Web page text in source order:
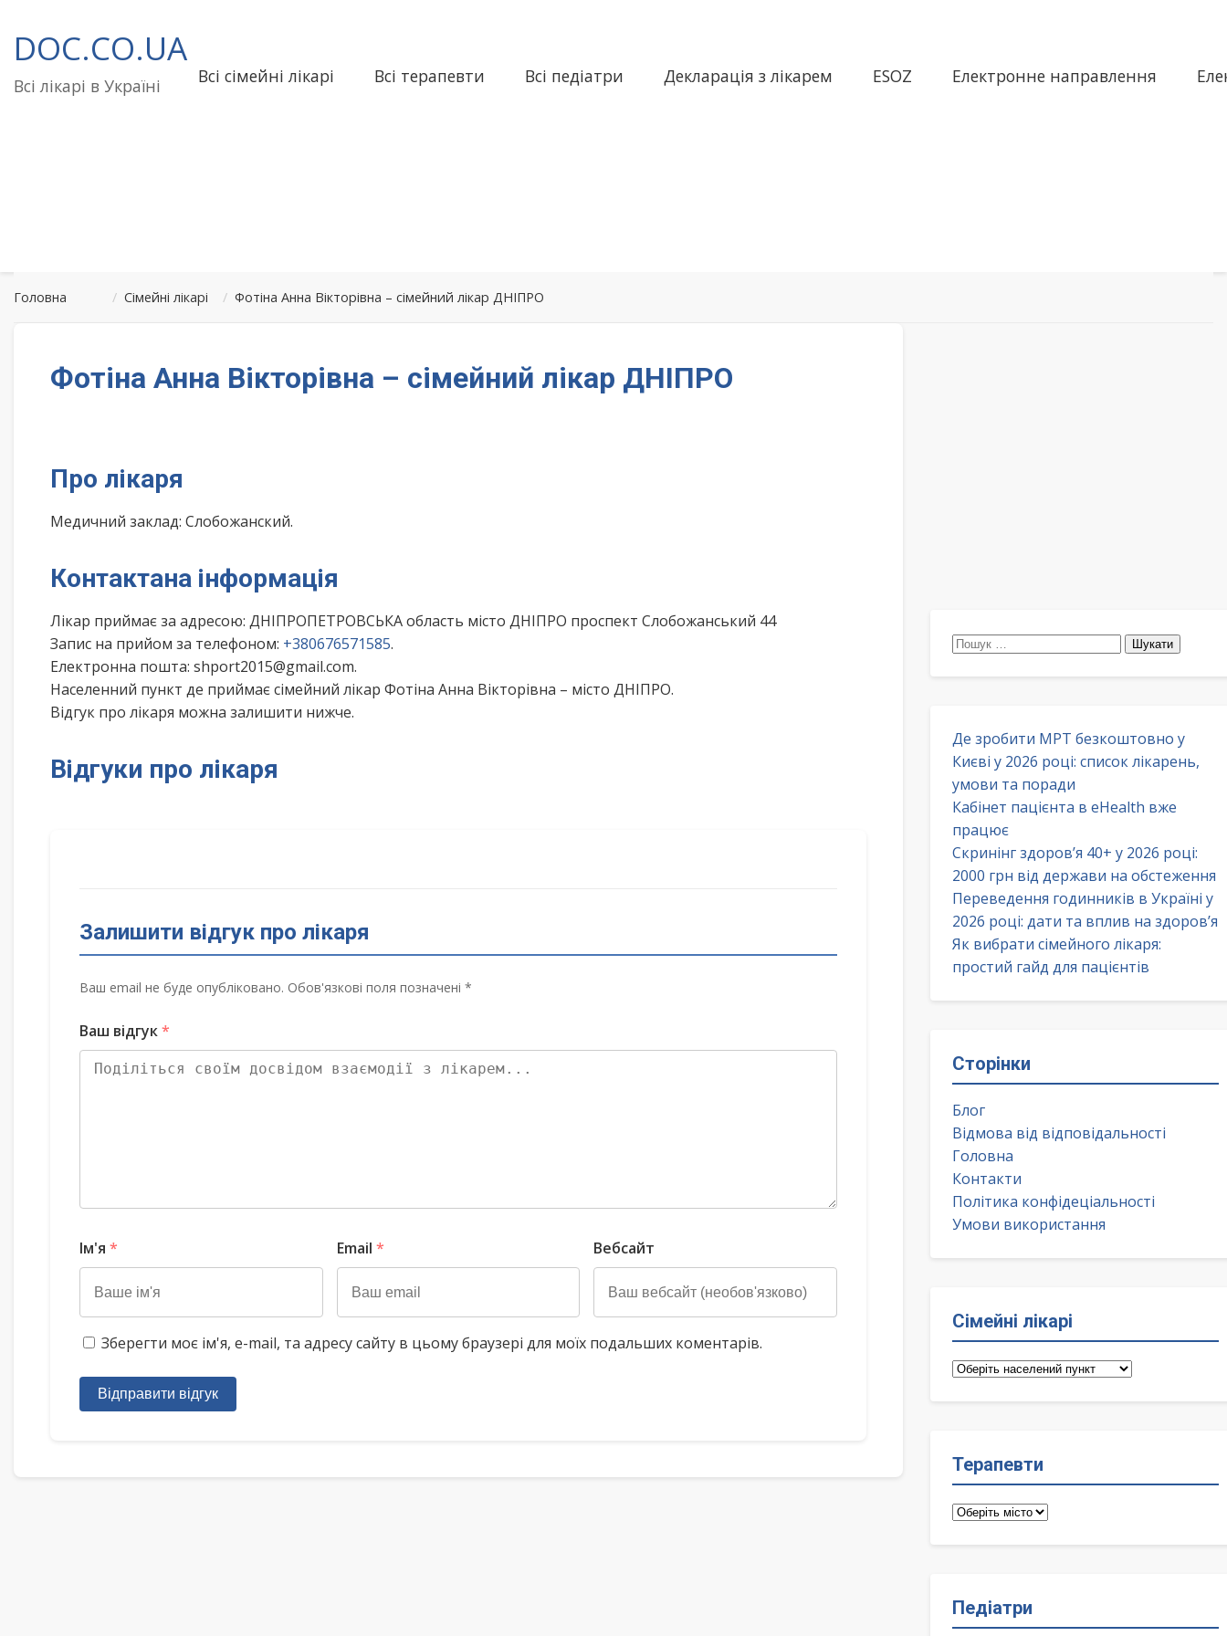
до
вмісту
DOC.CO.UA
Всі лікарі в Україні Всі сімейні лікарі Всі терапевти Всі педіатри Декларація з лікарем ESOZ Електронне направлення
Головна / Сімейні лікарі / Фотіна Анна Вікторівна – сімейний лікар ДНІПРО
Фотіна Анна Вікторівна – сімейний лікар ДНІПРО
Про лікаря
Медичний заклад: Слобожанский.
Контактана інформація
Лікар приймає за адресою: ДНІПРОПЕТРОВСЬКА область місто ДНІПРО проспект Слобожанський 44
Запис на прийом за телефоном: +380676571585.
Електронна пошта: shport2015@gmail.com.
Населенний пункт де приймає сімейний лікар Фотіна Анна Вікторівна – місто ДНІПРО.
Відгук про лікаря можна залишити нижче.
Відгуки про лікаря
Залишити відгук про лікаря
Ваш email не буде опубліковано. Обов'язкові поля позначені *
Ваш відгук*
Ім'я * Email * Вебсайт
Зберегти моє ім'я, e-mail, та адресу сайту в цьому браузері для моїх подальших коментарів.
Відправити відгук
Пошук:
Де зробити МРТ безкоштовно у
Києві у 2026 році: список лікарень,
умови та поради
Кабінет пацієнта в eHealth вже
працює
Скринінг здоров’я 40+ у 2026 році:
2000 грн від держави на обстеження
Переведення годинників в Україні у
2026 році: дати та вплив на здоров’я
Як вибрати сімейного лікаря:
простий гайд для пацієнтів
Сторінки
Блог
Відмова від відповідальності
Головна
Контакти
Політика конфідеціальності
Умови використання
Сімейні лікарі
Сімейні
Терапевти
Терапевти
Педіатри